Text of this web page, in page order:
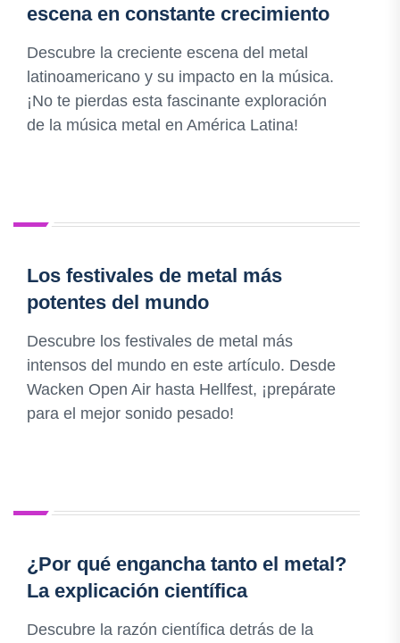
escena en constante crecimiento
Descubre la creciente escena del metal
latinoamericano y su impacto en la música.
¡No te pierdas esta fascinante exploración
de la música metal en América Latina!
Los festivales de metal más
potentes del mundo
Descubre los festivales de metal más
intensos del mundo en este artículo. Desde
Wacken Open Air hasta Hellfest, ¡prepárate
para el mejor sonido pesado!
¿Por qué engancha tanto el metal?
La explicación científica
Descubre la razón científica detrás de la